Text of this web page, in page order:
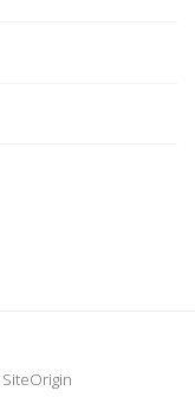
SiteOrigin